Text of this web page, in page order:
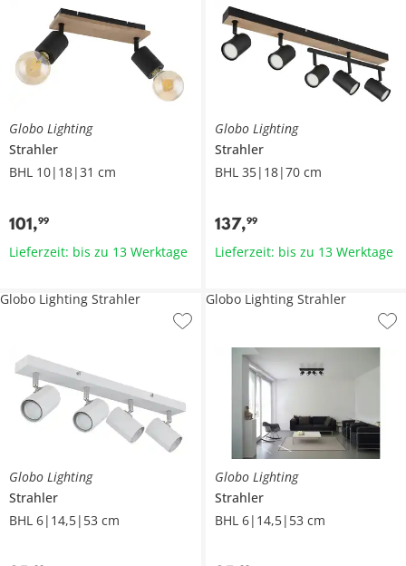
Globo Lighting
Strahler
BHL 10|18|31 cm
101,99
Lieferzeit: bis zu 13 Werktage
Globo Lighting
Strahler
BHL 35|18|70 cm
137,99
Lieferzeit: bis zu 13 Werktage
Globo Lighting
Strahler
BHL 6|14,5|53 cm
Globo Lighting Strahler
Globo Lighting
Strahler
BHL 6|14,5|53 cm
Globo Lighting Strahler